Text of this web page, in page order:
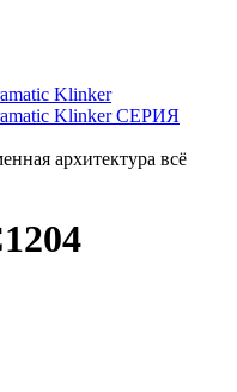
Klinker
Klinker СЕРИЯ
архитектура всё